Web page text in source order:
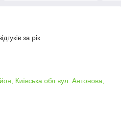
за рік
Київська обл вул. Антонова,